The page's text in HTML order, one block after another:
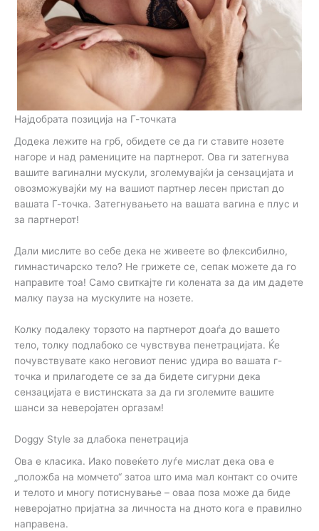
Најдобрата позиција на Г-точката
Додека лежите на грб, обидете се да ги ставите нозете
нагоре и над рамениците на партнерот. Ова ги затегнува
вашите вагинални мускули, зголемувајќи ја сензацијата и
овозможувајќи му на вашиот партнер лесен пристап до
вашата Г-точка. Затегнувањето на вашата вагина е плус и
за партнерот!
Дали мислите во себе дека не живеете во флексибилно,
гимнастичарско тело? Не грижете се, сепак можете да го
направите тоа! Само свиткајте ги колената за да им дадете
малку пауза на мускулите на нозете.
Колку подалеку торзото на партнерот доаѓа до вашето
тело, толку подлабоко се чувствува пенетрацијата. Ќе
почувствувате како неговиот пенис удира во вашата г-
точка и прилагодете се за да бидете сигурни дека
сензацијата е вистинската за да ги зголемите вашите
шанси за неверојатен оргазам!
Doggy Style за длабока пенетрација
Ова е класика. Иако повеќето луѓе мислат дека ова е
„положба на момчето“ затоа што има мал контакт со очите
и телото и многу потиснување – оваа поза може да биде
неверојатно пријатна за личноста на дното кога е правилно
направена.